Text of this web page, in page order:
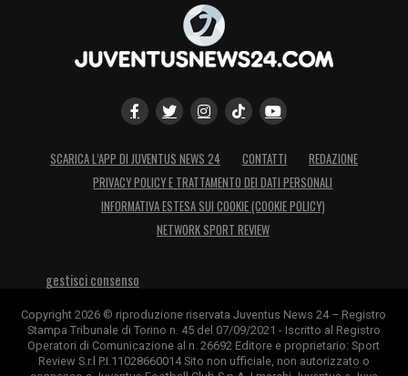
uno scambio diretto.
All’Atletico non dispiacerebbe confermare
ancora capire come bilanciare le rispettive
SCARICA L’APP DI JUVENTUS NEWS 24 CONTATTI
REDAZIONE
PRIVACY POLICY E TRATTAMENTO DEI DATI PERSONALI
INFORMATIVA ESTESA SUI COOKIE (COOKIE POLICY)
NETWORK SPORT REVIEW
gestisci consenso
Copyright 2026 © riproduzione riservata Juventus News 24 – Registro
Stampa Tribunale di Torino n. 45 del 07/09/2021 - Iscritto al Registro
Operatori di Comunicazione al n. 26692 Editore e proprietario: Sport
Review S.r.l P.I.11028660014 Sito non ufficiale, non autorizzato o